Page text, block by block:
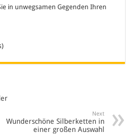
in unwegsamen Gegenden Ihren
Next
Wunderschöne Silberketten in
einer großen Auswahl